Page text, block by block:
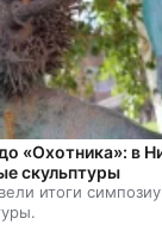
«Охотника»: в
скульптуры
итоги